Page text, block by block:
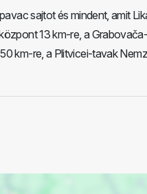
sajtot és mindent, amit
13 km-re, a Grabovača-
km-re, a Plitvicei-tavak